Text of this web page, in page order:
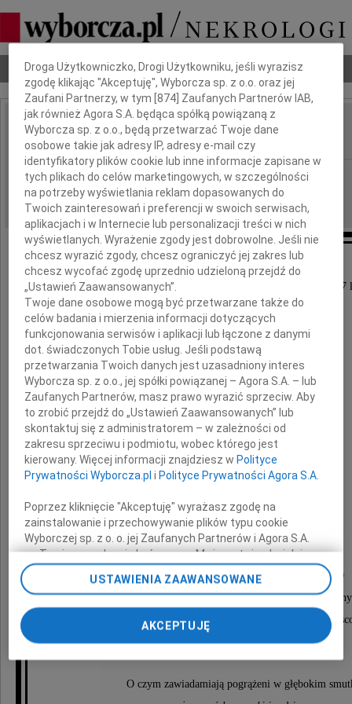
Nekrologi Odeszli Poradnik pogrzebowy
IMIĘ I NAZWISKO: Andrzej Ciećwierz
REGION: Częstochowa
DATA EMISJI: 23.04.2010
W dniu 21 kwietnia 2010 roku zmarł w wieku 77
ukochany Mąż, Tata i Dziadek
Andrzej Ciećwierz
długoletni pracownik ICHP.
Msza święta żałobna odprawiona zostanie
dnia 28 kwietnia 2010 roku o godzinie 10.40
w kościele św. Wincentego na Bródnie
po czym nastąpi odprowadzenie na cmentarz
do grobu rodzinnego.
O czym zawiadamiają pogrążeni w głębokim
Dbamy o Twoją prywatność
Droga Użytkowniczko, Drogi Użytkowniku, jeśli wyrazisz
zgodę klikając "Akceptuję", Wyborcza sp. z o.o. oraz jej
Zaufani Partnerzy, w tym [874 ] Zaufanych Partnerów IAB,
jak również Agora S.A. będąca spółką powiązaną z
Wyborcza sp. z o.o., będą przetwarzać Twoje dane
osobowe takie jak adresy IP, adresy e-mail czy
identyfikatory plików cookie lub inne informacje zapisane w
tych plikach do celów marketingowych, w szczególności
na potrzeby wyświetlania reklam dopasowanych do
Twoich zainteresowań i preferencji w swoich serwisach,
aplikacjach i w Internecie lub personalizacji treści w nich
wyświetlanych. Wyrażenie zgody jest dobrowolne. Jeśli nie
chcesz wyrazić zgody, chcesz ograniczyć jej zakres lub
chcesz wycofać zgodę uprzednio udzieloną przejdź do
„Ustawień Zaawansowanych”.
Twoje dane osobowe mogą być przetwarzane także do
celów badania i mierzenia informacji dotyczących
funkcjonowania serwisów i aplikacji lub łączone z danymi
dot. świadczonych Tobie usług. Jeśli podstawą
przetwarzania Twoich danych jest uzasadniony interes
Wyborcza sp. z o.o., jej spółki powiązanej – Agora S.A. – lub
Zaufanych Partnerów, masz prawo wyrazić sprzeciw. Aby
to zrobić przejdź do „Ustawień Zaawansowanych” lub
skontaktuj się z administratorem – w zależności od
zakresu sprzeciwu i podmiotu, wobec którego jest
kierowany. Więcej informacji znajdziesz w Polityce
Prywatności Wyborcza.pl i Polityce Prywatności Agora S.A.
Poprzez kliknięcie "Akceptuję" wyrażasz zgodę na
zainstalowanie i przechowywanie plików typu cookie
Wyborczej sp. z o. o. jej Zaufanych Partnerów i Agora S.A.
na Twoim urządzeniu końcowym. Możesz też w każdej
chwili zmienić swoje preferencje dot. plików cookie,
ponownie wywołując narzędzie do zarządzania Twoimi
odnośnik „Ustawienia prywatności” w stopce serwisu i
przechodząc do sekcji „Ustawienia zaawansowane”.
Zmiana ustawień plików cookie możliwa jest także za
pomocą ustawień przeglądarki.
USTAWIENIA ZAAWANSOWANE
AKCEPTUJĘ